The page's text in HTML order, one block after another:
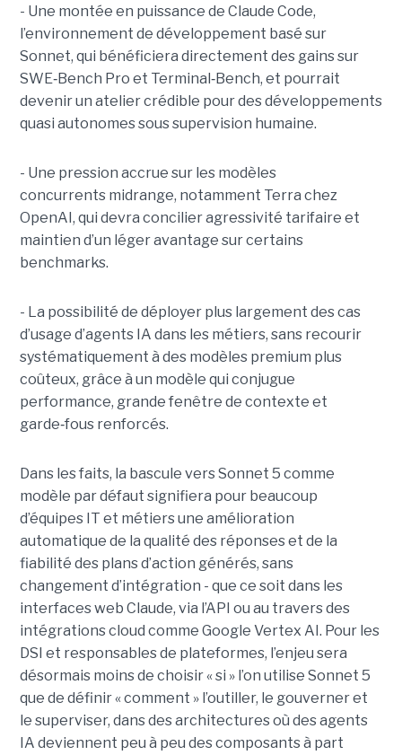
- Une montée en puissance de Claude Code,
l’environnement de développement basé sur
Sonnet, qui bénéficiera directement des gains sur
SWE‑Bench Pro et Terminal‑Bench, et pourrait
devenir un atelier crédible pour des développements
quasi autonomes sous supervision humaine.
- Une pression accrue sur les modèles
concurrents midrange, notamment Terra chez
OpenAI, qui devra concilier agressivité tarifaire et
maintien d’un léger avantage sur certains
benchmarks.
- La possibilité de déployer plus largement des cas
d’usage d’agents IA dans les métiers, sans recourir
systématiquement à des modèles premium plus
coûteux, grâce à un modèle qui conjugue
performance, grande fenêtre de contexte et
garde‑fous renforcés.
Dans les faits, la bascule vers Sonnet 5 comme
modèle par défaut signifiera pour beaucoup
d’équipes IT et métiers une amélioration
automatique de la qualité des réponses et de la
fiabilité des plans d’action générés, sans
changement d’intégration - que ce soit dans les
interfaces web Claude, via l’API ou au travers des
intégrations cloud comme Google Vertex AI. Pour les
DSI et responsables de plateformes, l’enjeu sera
désormais moins de choisir « si » l’on utilise Sonnet 5
que de définir « comment » l’outiller, le gouverner et
le superviser, dans des architectures où des agents
IA deviennent peu à peu des composants à part